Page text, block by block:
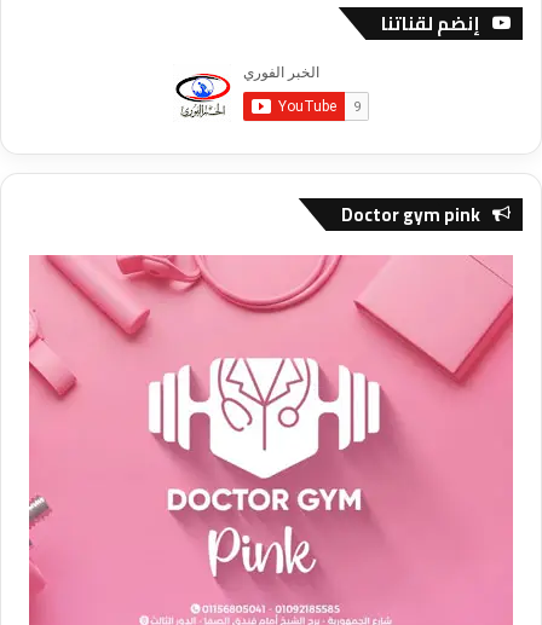
إنضم لقناتنا
Doctor gym pink